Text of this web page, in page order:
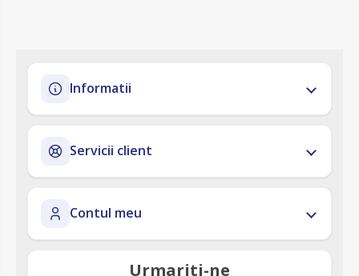
Informatii
Servicii client
Contul meu
Urmariti-ne